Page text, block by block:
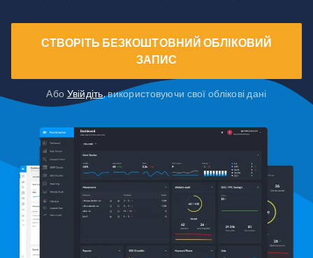
СТВОРІТЬ БЕЗКОШТОВНИЙ ОБЛІКОВИЙ
ЗАПИС
Або Увійдіть, використовуючи свої облікові дані